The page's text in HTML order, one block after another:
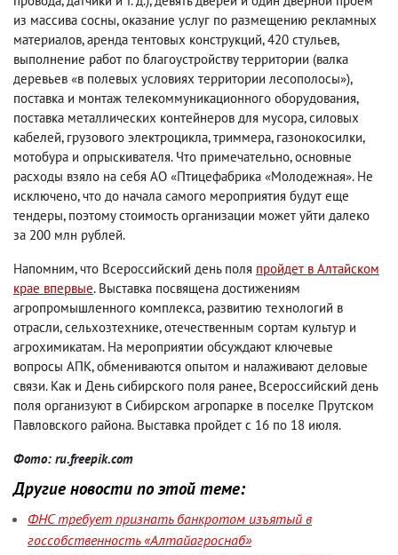
из массива сосны, оказание услуг по размещению рекламных
материалов, аренда тентовых конструкций, 420 стульев,
выполнение работ по благоустройству территории (валка
деревьев «в полевых условиях территории лесополосы»),
поставка и монтаж телекоммуникационного оборудования,
поставка металлических контейнеров для мусора, силовых
кабелей, грузового электроцикла, триммера, газонокосилки,
мотобура и опрыскивателя. Что примечательно, основные
расходы взяло на себя АО «Птицефабрика «Молодежная». Не
исключено, что до начала самого мероприятия будут еще
тендеры, поэтому стоимость организации может уйти далеко
за 200 млн рублей.
Напомним, что Всероссийский день поля пройдет в Алтайском
крае впервые. Выставка посвящена достижениям
агропромышленного комплекса, развитию технологий в
отрасли, сельхозтехнике, отечественным сортам культур и
агрохимикатам. На мероприятии обсуждают ключевые
вопросы АПК, обмениваются опытом и налаживают деловые
связи. Как и День сибирского поля ранее, Всероссийский день
поля организуют в Сибирском агропарке в поселке Прутском
Павловского района. Выставка пройдет с 16 по 18 июля.
Фото: ru.freepik.com
Другие новости по этой теме:
ФНС требует признать банкротом изъятый в
госсобственность «Алтайагроснаб»